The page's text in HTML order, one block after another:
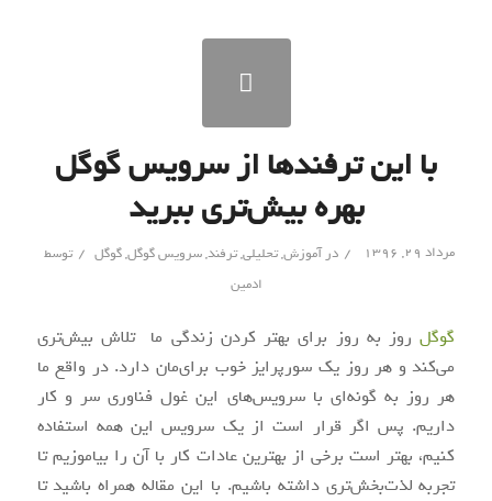
با این ترفندها از سرویس گوگل
بهره بیش‌تری ببرید
مرداد ۲۹, ۱۳۹۶ / درآموزش,تحلیلی,ترفند,سرویس گوگل,گوگل / توسط
ادمین
گوگل روز به روز برای بهتر کردن زندگی ما تلاش بیش‌تری
می‌کند و هر روز یک سورپرایز خوب برای‌مان دارد. در واقع ما
هر روز به گونه‌ای با سرویس‌های این غول فناوری سر و کار
داریم. پس اگر قرار است از یک سرویس این همه استفاده
کنیم، بهتر است برخی از بهترین عادات کار با آن را بیاموزیم تا
تجربه لذت‌بخش‌تری داشته باشیم. با این مقاله همراه باشید تا